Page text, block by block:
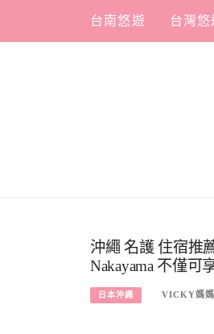
content
台南悠遊 台灣悠
沖繩 名護 住宿推
Nakayama 不僅可
日本沖繩 VICKY媽媽